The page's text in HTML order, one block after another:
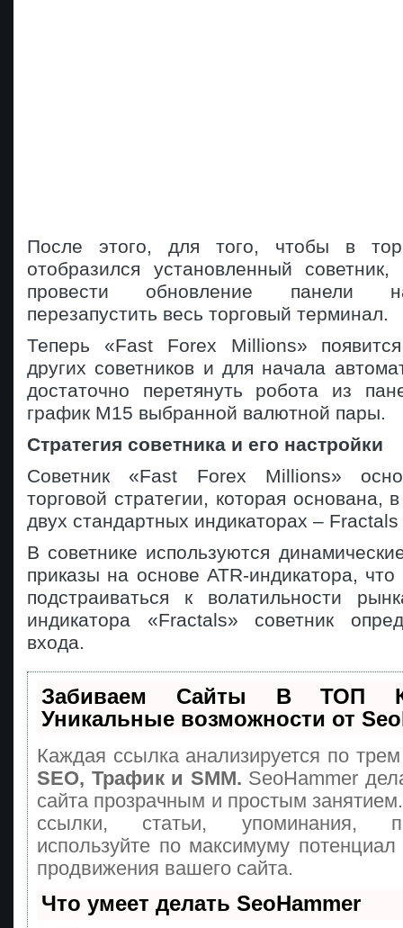
После этого, для того, чтобы в
отобразился установленный
провести обновление панели
перезапустить весь торговый терминал.
Теперь «Fast Forex Millions»
других советников и для начала
достаточно перетянуть робота из
график M15 выбранной валютной пары.
Стратегия советника и его настройки
Советник «Fast Forex Millions»
торговой стратегии, которая основана,
двух стандартных индикаторах – Fractals
В советнике используются
приказы на основе ATR-индикатора,
подстраиваться к волатильности
индикатора «Fractals» советник
входа.
Забиваем Сайты В ТОП
Уникальные возможности от
Каждая ссылка анализируется по
SEO, Трафик и SMM. SeoHammer
сайта прозрачным и простым
ссылки, статьи, упоминания,
используйте по максимуму
продвижения вашего сайта.
Что умеет делать SeoHammer